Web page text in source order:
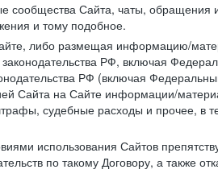
сообщества Сайта, чаты,
и тому подобное.
либо размещая информацию/
РФ, включая
РФ (включая
на Сайте информации/
судебные расходы и прочее, в
использования Сайтов
по такому Договору, а также